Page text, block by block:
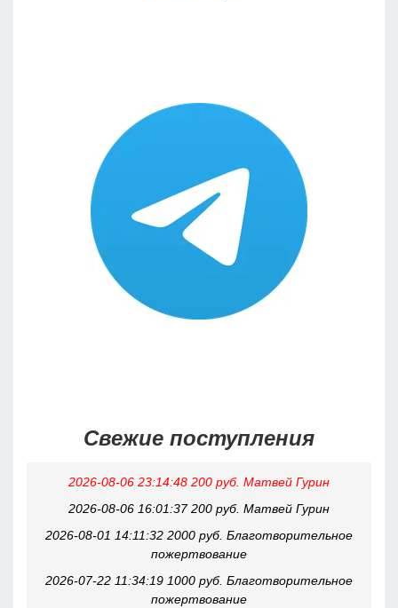
Свежие поступления
2026-08-06 23:14:48 200 руб. Матвей Гурин
2026-08-06 16:01:37 200 руб. Матвей Гурин
2026-08-01 14:11:32 2000 руб. Благотворительное
пожертвование
2026-07-22 11:34:19 1000 руб. Благотворительное
пожертвование